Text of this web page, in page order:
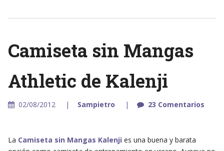
Camiseta sin Mangas
Athletic de Kalenji
02/08/2012 Sampietro 23 Comentarios
La Camiseta sin Mangas Kalenji es una buena y barata